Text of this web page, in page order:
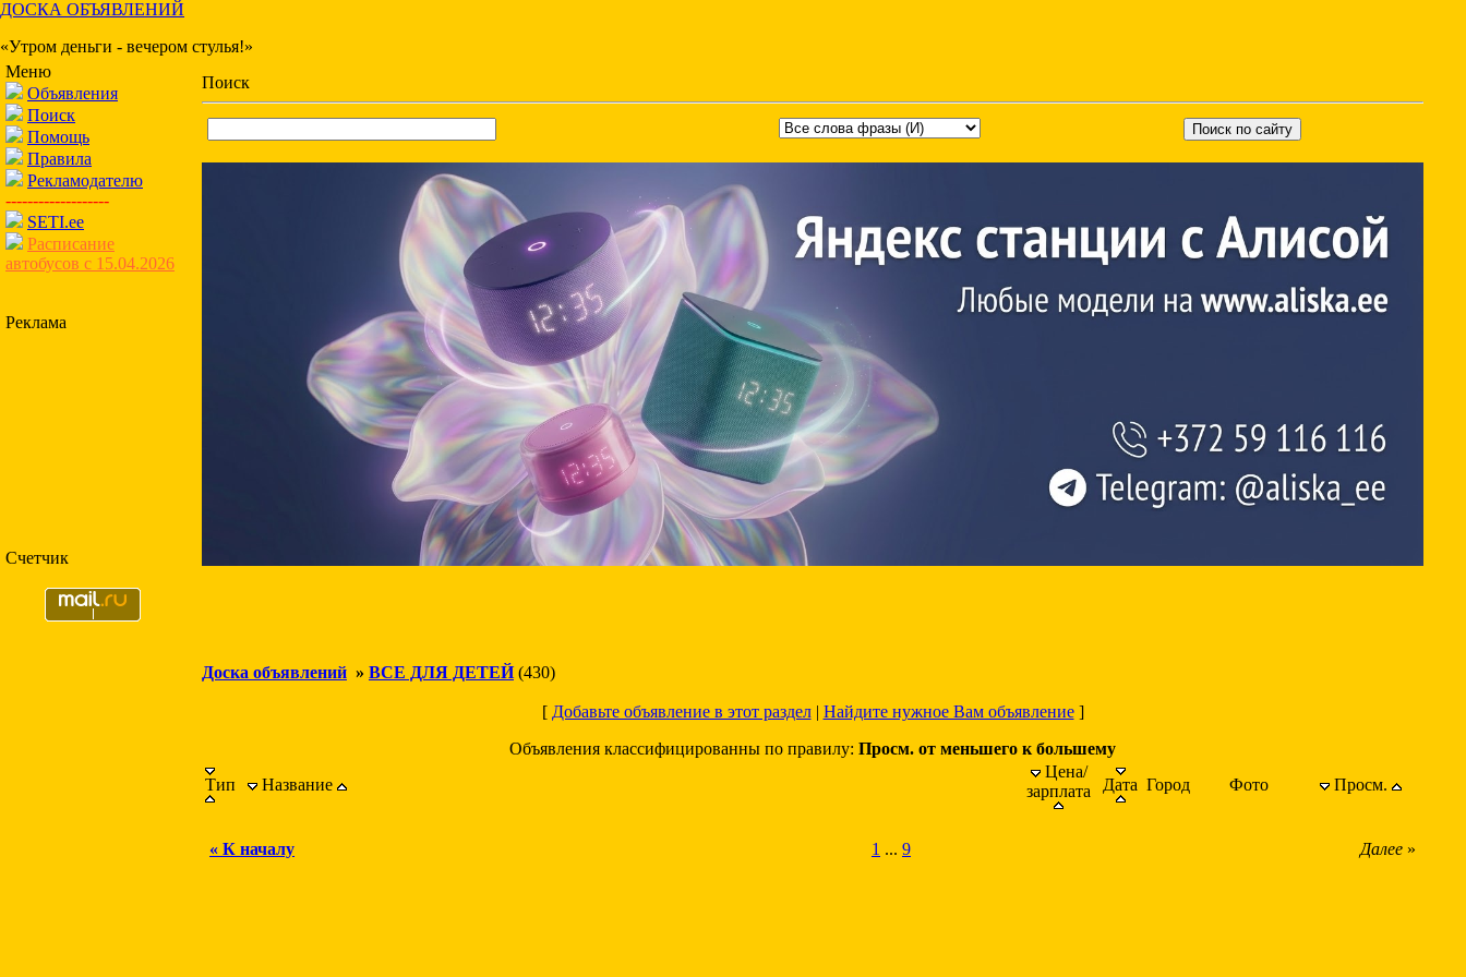
ДОСКА ОБЪЯВЛЕНИЙ
«Утром деньги - вечером стулья!»
Меню
Объявления
Поиск
Помощь
Правила
Рекламодателю
-------------------
SETI.ee
Расписание
автобусов с 15.04.2026
Реклама
Счетчик
Поиск
Доска объявлений » ВСЕ ДЛЯ ДЕТЕЙ(430)
[ Добавьте объявление в этот раздел| Найдите нужное Вам объявление]
Объявления классифицированны по правилу: Просм. от меньшего к большему
Тип
Название
Цена/
зарплата
Дата Город Фото Просм.
« К началу 1 ... 9 Далее »